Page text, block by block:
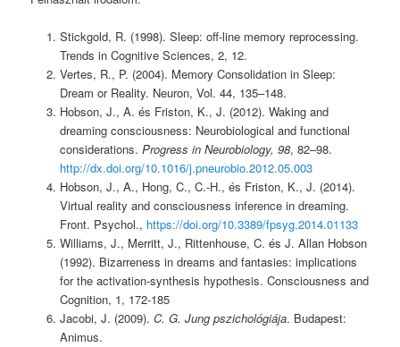
Stickgold, R. (1998). Sleep: off-line memory reprocessing.
Trends in Cognitive Sciences, 2, 12.
Vertes, R., P. (2004). Memory Consolidation in Sleep:
Dream or Reality. Neuron, Vol. 44, 135–148.
Hobson, J., A. és Friston, K., J. (2012). Waking and
dreaming consciousness: Neurobiological and functional
considerations. Progress in Neurobiology, 98, 82–98.
http://dx.doi.org/10.1016/j.pneurobio.2012.05.003
Hobson, J., A., Hong, C., C.-H., és Friston, K., J. (2014).
Virtual reality and consciousness inference in dreaming.
Front. Psychol., https://doi.org/10.3389/fpsyg.2014.01133
Williams, J., Merritt, J., Rittenhouse, C. és J. Allan Hobson
(1992). Bizarreness in dreams and fantasies: implications
for the activation-synthesis hypothesis. Consciousness and
Cognition, 1, 172-185
Jacobi, J. (2009). C. G. Jung pszichológiája. Budapest:
Animus.